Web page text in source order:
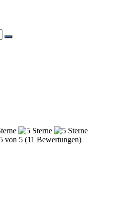
Suchen
von 5 (11 Bewertungen)